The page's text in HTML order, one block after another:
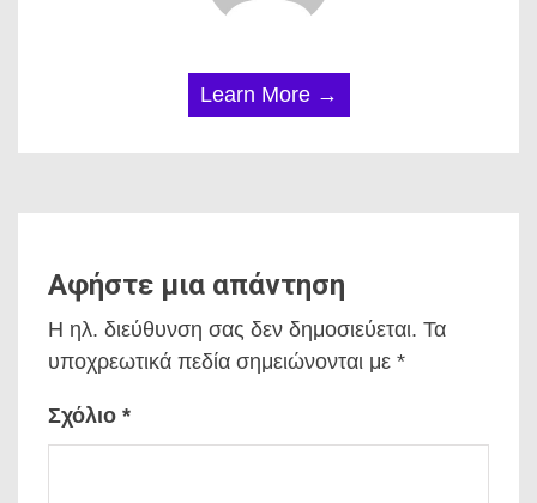
Learn More →
Αφήστε μια απάντηση
Η ηλ. διεύθυνση σας δεν δημοσιεύεται. Τα
υποχρεωτικά πεδία σημειώνονται με *
Σχόλιο *